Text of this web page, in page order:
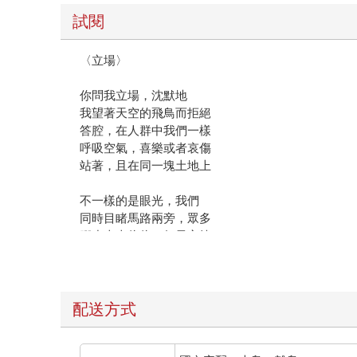
試閱
〈立場〉
你問我立場，沈默地
我望著天空的飛鳥而拒絕
答腔，在人群中我們一樣
呼吸空氣，喜樂或者哀傷
站著，且在同一塊土地上
不一樣的是眼光，我們
同時目睹馬路兩旁，眾多
腳步來來往往。如果忘掉
※
配送方式